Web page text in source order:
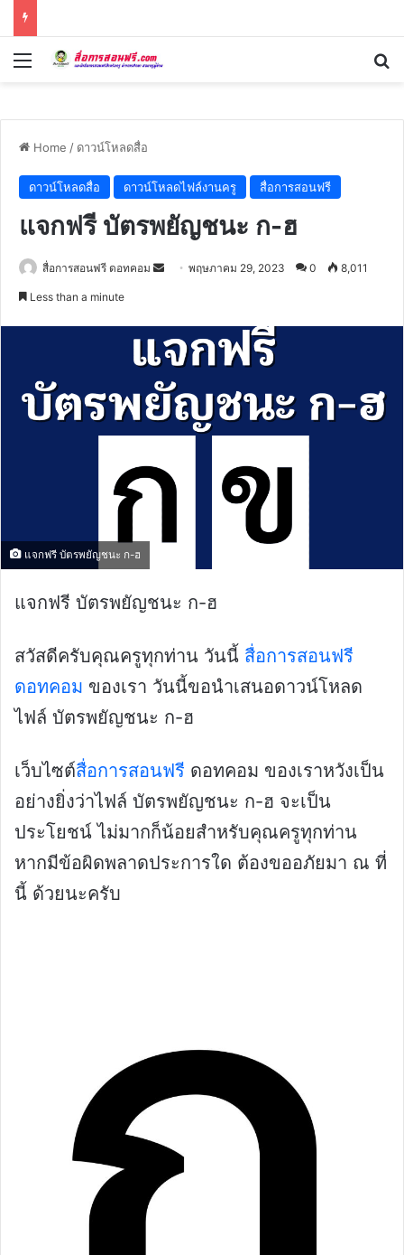
Menu
Home / ดาวน์โหลดสื่อ
ดาวน์โหลดสื่อ ดาวน์โหลดไฟล์งานครู สื่อการสอนฟรี
แจกฟรี บัตรพยัญชนะ ก-ฮ
สื่อการสอนฟรี ดอทคอม
Sendพฤษภาคม 29, 2023 0 8,011
Less than a minute
แจกฟรี บัตรพยัญชนะ ก-ฮ
แจกฟรี บัตรพยัญชนะ ก-ฮ
สวัสดีครับคุณครูทุกท่าน วันนี้ สื่อการสอนฟรี
ดอทคอม ของเรา วันนี้ขอนำเสนอดาวน์โหลด
ไฟล์ บัตรพยัญชนะ ก-ฮ
เว็บไซต์สื่อการสอนฟรี ดอทคอม ของเราหวังเป็น
อย่างยิ่งว่าไฟล์ บัตรพยัญชนะ ก-ฮ จะเป็น
ประโยชน์ ไม่มากก็น้อยสำหรับคุณครูทุกท่าน
หากมีข้อผิดพลาดประการใด ต้องขออภัยมา ณ ที่
นี้ ด้วยนะครับ